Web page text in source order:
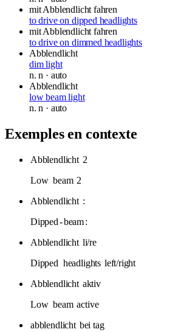
mit Abblendlicht fahren
to drive on dipped headlights
mit Abblendlicht fahren
to drive on dimmed headlights
Abblendlicht
dim light
n.n · auto
Abblendlicht
low beam light
n.n · auto
Exemples en contexte
Abblendlicht 2
Low beam 2
Abblendlicht :
Dipped-beam:
Abblendlicht li/re
Dipped headlights left/right
Abblendlicht aktiv
Low beam active
abblendlicht bei tag